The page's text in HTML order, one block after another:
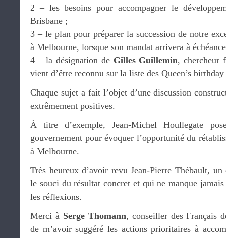
2 – les besoins pour accompagner le
Brisbane ;
3 – le plan pour préparer la succession de notre
à Melbourne, lorsque son mandat arrivera à
4 – la désignation de Gilles Guillemin, chercheur
vient d’être reconnu sur la liste des Queen’s
Chaque sujet a fait l’objet d’une discussion
extrêmement positives.
À titre d’exemple, Jean-Michel Houllegate
gouvernement pour évoquer l’opportunité du
à Melbourne.
Très heureux d’avoir revu Jean-Pierre Thébault,
le souci du résultat concret et qui ne manque
les réflexions.
Merci à Serge Thomann, conseiller des Français
de m’avoir suggéré les actions prioritaires à